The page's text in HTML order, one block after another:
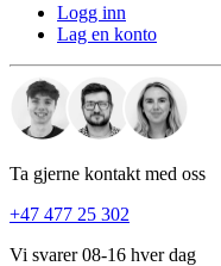
Logg inn
Lag en konto
Ta gjerne kontakt med oss
+47 477 25 302
Vi svarer 08-16 hver dag